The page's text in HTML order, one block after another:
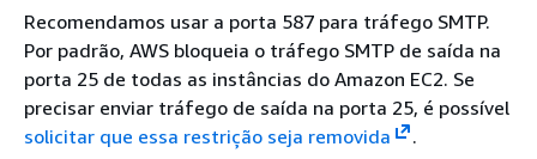
Recomendamos usar a porta 587 para tráfego SMTP.
Por padrão, AWS bloqueia o tráfego SMTP de saída na
porta 25 de todas as instâncias do Amazon EC2. Se
precisar enviar tráfego de saída na porta 25, é possível
solicitar que essa restrição seja removida
.